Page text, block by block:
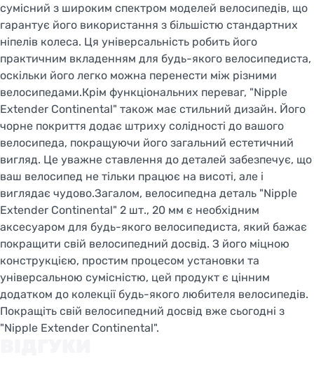
сумісний з широким спектром моделей велосипедів, що
гарантує його використання з більшістю стандартних
ніпелів колеса. Ця універсальність робить його
практичним вкладенням для будь-якого велосипедиста,
оскільки його легко можна перенести між різними
велосипедами.Крім функціональних переваг, "Nipple
Extender Continental" також має стильний дизайн. Його
чорне покриття додає штриху солідності до вашого
велосипеда, покращуючи його загальний естетичний
вигляд. Це уважне ставлення до деталей забезпечує, що
ваш велосипед не тільки працює на висоті, але і
виглядає чудово.Загалом, велосипедна деталь "Nipple
Extender Continental" 2 шт., 20 мм є необхідним
аксесуаром для будь-якого велосипедиста, який бажає
покращити свій велосипедний досвід. З його міцною
конструкцією, простим процесом установки та
універсальною сумісністю, цей продукт є цінним
додатком до колекції будь-якого любителя велосипедів.
Покращіть свій велосипедний досвід вже сьогодні з
"Nipple Extender Continental".